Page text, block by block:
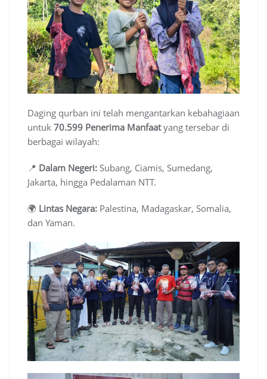
Daging qurban ini telah mengantarkan kebahagiaan
untuk 70.599 Penerima Manfaatyang tersebar di
berbagai wilayah:
📍 Dalam Negeri: Subang, Ciamis, Sumedang,
Jakarta, hingga Pedalaman NTT.
🌍 Lintas Negara: Palestina, Madagaskar, Somalia,
dan Yaman.